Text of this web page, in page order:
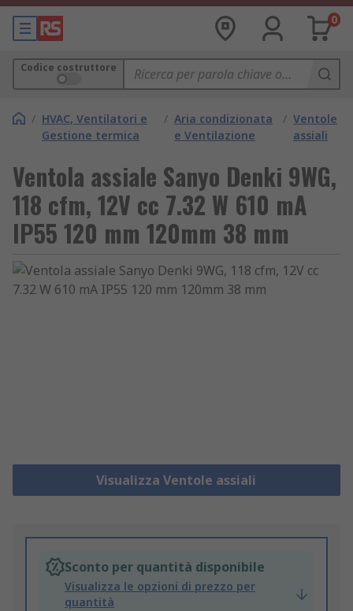
0
Codice costruttore
/ HVAC, Ventilatori e
Gestione termica
/ Aria condizionata
e Ventilazione
/ Ventole
assiali
Ventola assiale Sanyo Denki 9WG,
118 cfm, 12V cc 7.32 W 610 mA
IP55 120 mm 120mm 38 mm
Visualizza Ventole assiali
Sconto per quantità disponibile
Visualizza le opzioni di prezzo per
quantità